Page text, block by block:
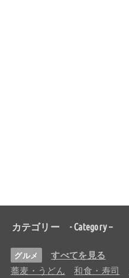
カテゴリー - Category –
グルメ すべてを見る
蕎麦・うどん 和食・寿司